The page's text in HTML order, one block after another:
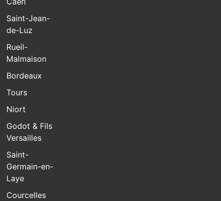
Saint-Jean-
de-Luz
Rueil-
Malmaison
Bordeaux
Tours
Niort
Godot & Fils
Versailles
Saint-
Germain-en-
Laye
Courcelles